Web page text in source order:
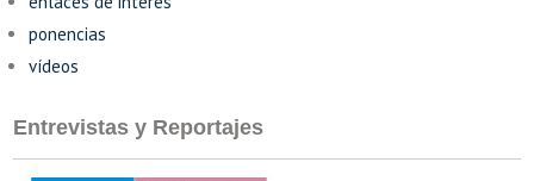
ponencias
vídeos
Entrevistas y Reportajes